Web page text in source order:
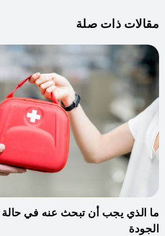
مقالات ذات صلة
الجودة